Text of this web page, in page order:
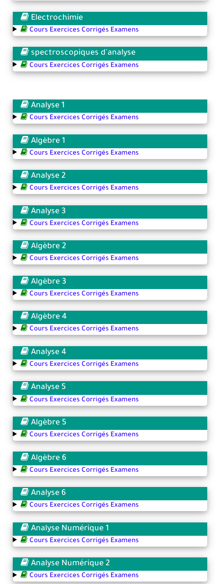
Electrochimie
Cours Exercices Corrigés Examens
spectroscopiques d'analyse
Cours Exercices Corrigés Examens
Analyse 1
Cours Exercices Corrigés Examens
Algèbre 1
Cours Exercices Corrigés Examens
Analyse 2
Cours Exercices Corrigés Examens
Analyse 3
Cours Exercices Corrigés Examens
Algèbre 2
Cours Exercices Corrigés Examens
Algèbre 3
Cours Exercices Corrigés Examens
Algèbre 4
Cours Exercices Corrigés Examens
Analyse 4
Cours Exercices Corrigés Examens
Analyse 5
Cours Exercices Corrigés Examens
Algèbre 5
Cours Exercices Corrigés Examens
Algèbre 6
Cours Exercices Corrigés Examens
Analyse 6
Cours Exercices Corrigés Examens
Analyse Numérique 1
Cours Exercices Corrigés Examens
Analyse Numérique 2
Cours Exercices Corrigés Examens